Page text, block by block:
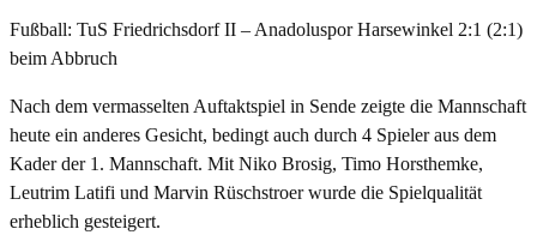
Fußball: TuS Friedrichsdorf II – Anadoluspor Harsewinkel 2:1 (2:1)
beim Abbruch
Nach dem vermasselten Auftaktspiel in Sende zeigte die Mannschaft
heute ein anderes Gesicht, bedingt auch durch 4 Spieler aus dem
Kader der 1. Mannschaft. Mit Niko Brosig, Timo Horsthemke,
Leutrim Latifi und Marvin Rüschstroer wurde die Spielqualität
erheblich gesteigert.